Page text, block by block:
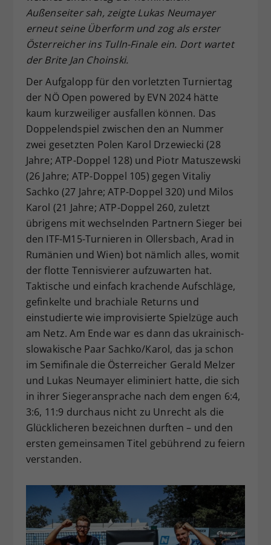
Außenseiter sah, zeigte Lukas Neumayer
erneut seine Überform und zog als erster
Österreicher ins Tulln-Finale ein. Dort wartet
der Brite Jan Choinski.
Der Aufgalopp für den vorletzten Turniertag
der NÖ Open powered by EVN 2024 hätte
kaum kurzweiliger ausfallen können. Das
Doppelendspiel zwischen den an Nummer
zwei gesetzten Polen Karol Drzewiecki (28
Jahre; ATP-Doppel 128) und Piotr Matuszewski
(26 Jahre; ATP-Doppel 105) gegen Vitaliy
Sachko (27 Jahre; ATP-Doppel 320) und Milos
Karol (21 Jahre; ATP-Doppel 260, zuletzt
übrigens mit wechselnden Partnern Sieger bei
den ITF-M15-Turnieren in Ollersbach, Arad in
Rumänien und Wien) bot nämlich alles, womit
der flotte Tennisvierer aufzuwarten hat.
Taktische und einfach krachende Aufschläge,
gefinkelte und brachiale Returns und
einstudierte wie improvisierte Spielzüge auch
am Netz. Am Ende war es dann das ukrainisch-
slowakische Paar Sachko/Karol, das ja schon
im Semifinale die Österreicher Gerald Melzer
und Lukas Neumayer eliminiert hatte, die sich
in ihrer Siegeransprache nach dem engen 6:4,
3:6, 11:9 durchaus nicht zu Unrecht als die
Glücklicheren bezeichnen durften – und den
ersten gemeinsamen Titel gebührend zu feiern
verstanden.
Zweck
Dieser Wert speichert Ihre Consent-
Einstellungen. Unter anderem eine
zufällig generierte ID, für die
historische Speicherung Ihrer
Webseiten-Betreiber dies eingestellt
hat.